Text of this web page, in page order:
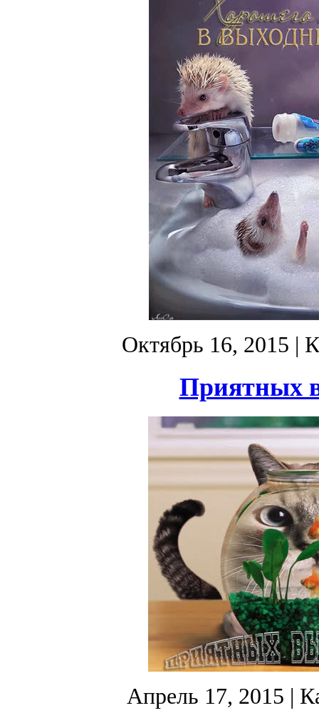
Октябрь 16, 2015 |
Приятных
Апрель 17, 2015 |